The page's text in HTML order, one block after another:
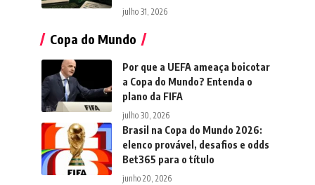
julho 31, 2026
Copa do Mundo
Por que a UEFA ameaça boicotar
a Copa do Mundo? Entenda o
plano da FIFA
julho 30, 2026
Brasil na Copa do Mundo 2026:
elenco provável, desafios e odds
Bet365 para o título
junho 20, 2026